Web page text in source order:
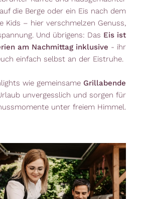
die Berge oder ein Eis nach dem
Kids – hier verschmelzen Genuss,
Und übrigens: Das Eis ist
am Nachmittag inklusive - ihr
einfach selbst an der Eistruhe.
wie gemeinsame Grillabende
unvergesslich und sorgen für
unter freiem Himmel.